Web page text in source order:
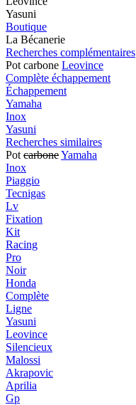
Yasuni
Boutique
La Bécanerie
Recherches complémentaires
Pot carbone Leovince
Complète échappement
Échappement
Yamaha
Inox
Yasuni
Recherches similaires
Pot carboneYamaha
Inox
Piaggio
Tecnigas
Lv
Fixation
Kit
Racing
Pro
Noir
Honda
Complète
Ligne
Yasuni
Leovince
Silencieux
Malossi
Akrapovic
Aprilia
Gp